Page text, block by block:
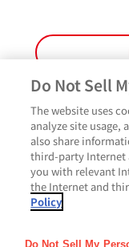
ペ
ー
ジ
作ったよ
よくあるご質問 ご利用規
サイトマップお
Do Not Sell
The website uses
analyze site usage,
also share
third-party Internet
you with relevant
the Internet and
Policy
Do Not Sell My